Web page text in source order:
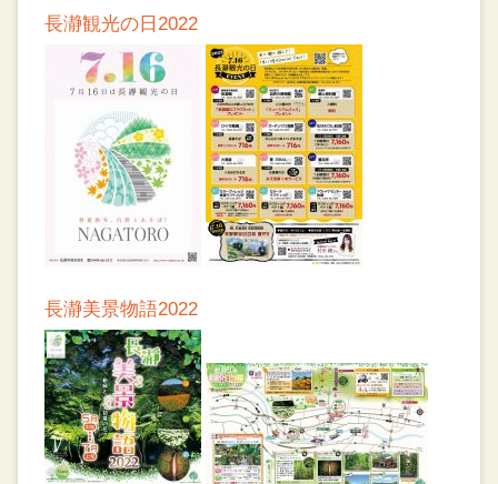
長瀞観光の日2022
長瀞美景物語2022